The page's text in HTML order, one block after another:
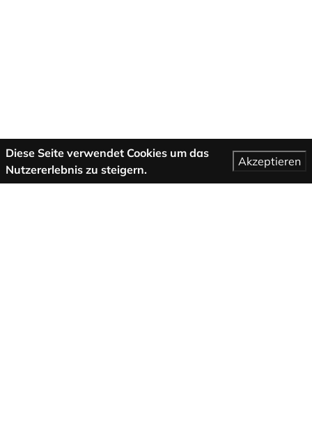
Diese Seite verwendet Cookies um das
Nutzererlebnis zu steigern.
Akzeptieren